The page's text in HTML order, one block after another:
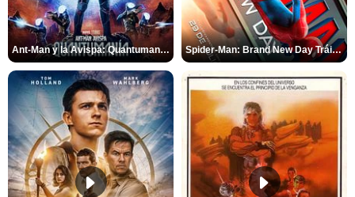
Ant-Man y la Avispa: Quantumanía Tráiler (2) Spider-Man: Brand New Day Tráiler (3)